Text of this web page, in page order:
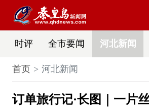
时评 全市要闻 河北新闻
首页 河北新闻
订单旅行记·长图｜一片